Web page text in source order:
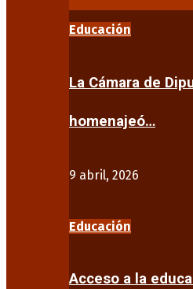
Educación
La Cámara de
homenajeó…
9 abril, 2026
Educación
Acceso a la